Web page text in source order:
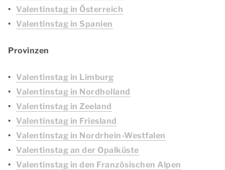
Valentinstag in Österreich
Valentinstag in Spanien
Provinzen
Valentinstag in Limburg
Valentinstag in Nordholland
Valentinstag in Zeeland
Valentinstag in Friesland
Valentinstag in Nordrhein-Westfalen
Valentinstag an der Opalküste
Valentinstag in den Französischen Alpen